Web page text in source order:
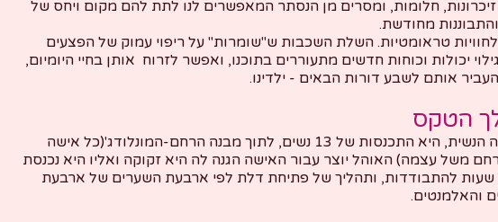
זיכרונות, חלומות, ומסרים מן הנסתר המאפשרים לנו לתת להם מקום ויחס של
מחודשת.
טראומטיות. השלת השכבות ש"שומרות" על ריפוי עמוק של הפצעים
יכולות וכוחות חדשים מתעוררים בתוכנו, ואפשר לזרוח אותן בחיי היומיום,
אותם לשבע דורות הבאים - ילדינו.
הטקס
התנועה הנשית, היא התכנסות של 13 נשים, לתוך מבנה הרחם-המונלודג'(כל אישה
משל עצמה) האוהל יוצר עבור האישה הגנה לה היא זקוקה ואליו היא נכנסת
ל- 24 שעות להתבודדות, ותהליך של פתיחת דלת לפי ארבעת השערים של ארבעת
והאלמנטים.